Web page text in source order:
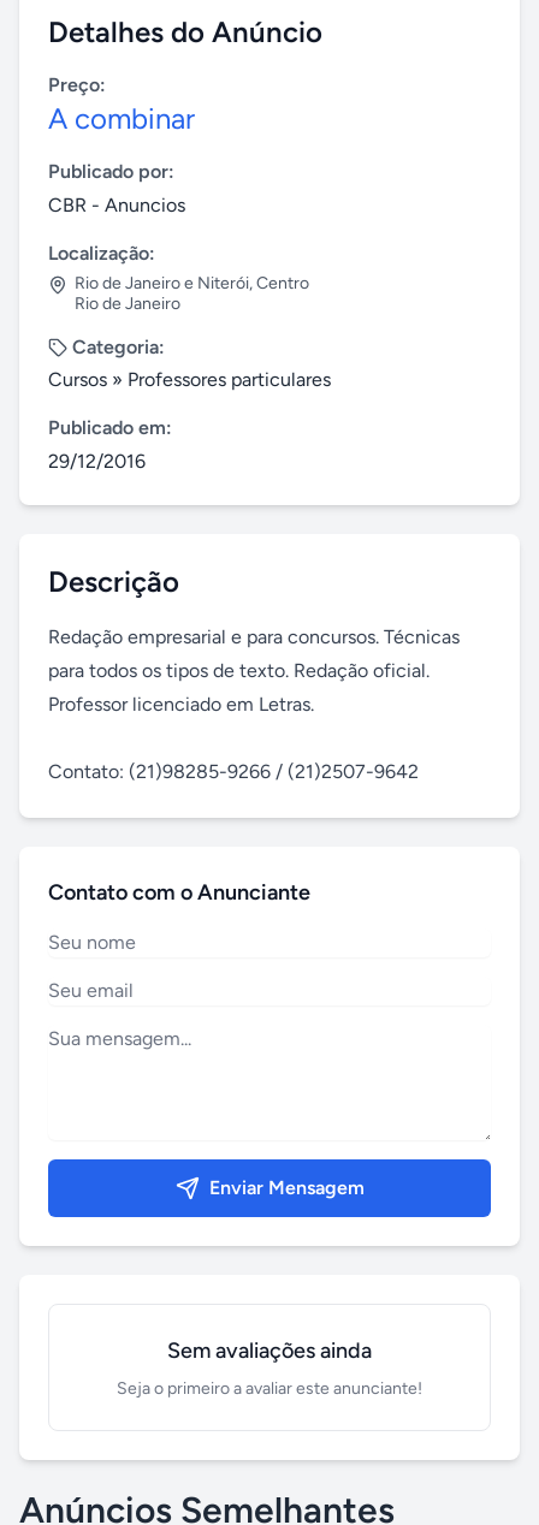
Detalhes do Anúncio
Preço:
A combinar
Publicado por:
CBR - Anuncios
Localização:
Rio de Janeiro e Niterói,Centro
Rio de Janeiro
Categoria:
Cursos » Professores particulares
Publicado em:
29/12/2016
Descrição
Redação empresarial e para concursos. Técnicas
para todos os tipos de texto. Redação oficial.
Professor licenciado em Letras.
Contato: (21)98285-9266 / (21)2507-9642
Contato com o Anunciante
Enviar Mensagem
Sem avaliações ainda
Seja o primeiro a avaliar este anunciante!
Anúncios Semelhantes